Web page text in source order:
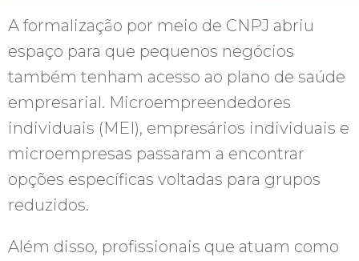
A formalização por meio de CNPJ abriu
espaço para que pequenos negócios
também tenham acesso ao plano de saúde
empresarial. Microempreendedores
individuais (MEI), empresários individuais e
microempresas passaram a encontrar
opções específicas voltadas para grupos
reduzidos.
Além disso, profissionais que atuam como